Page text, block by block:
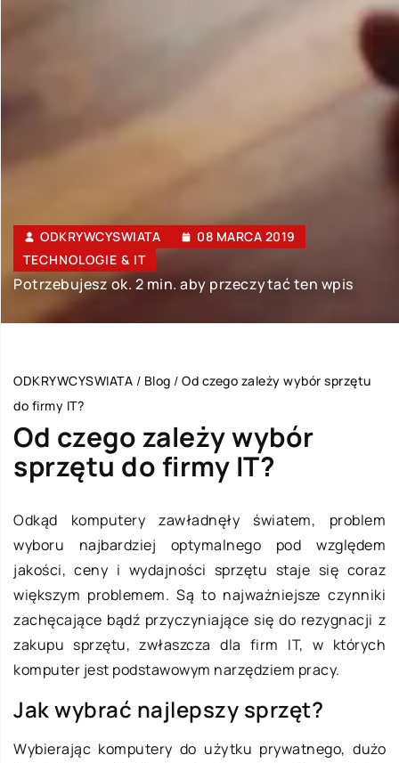
ODKRYWCYSWIATA
08 MARCA 2019
TECHNOLOGIE & IT
Potrzebujesz ok. 2 min. aby przeczytać ten wpis
ODKRYWCYSWIATA / Blog / Od czego zależy wybór sprzętu
do firmy IT?
Od czego zależy wybór
sprzętu do firmy IT?
Odkąd komputery zawładnęły światem, problem
wyboru najbardziej optymalnego pod względem
jakości, ceny i wydajności sprzętu staje się coraz
większym problemem. Są to najważniejsze czynniki
zachęcające bądź przyczyniające się do rezygnacji z
zakupu sprzętu, zwłaszcza dla firm IT, w których
komputer jest podstawowym narzędziem pracy.
Jak wybrać najlepszy sprzęt?
Wybierając komputery do użytku prywatnego, dużo